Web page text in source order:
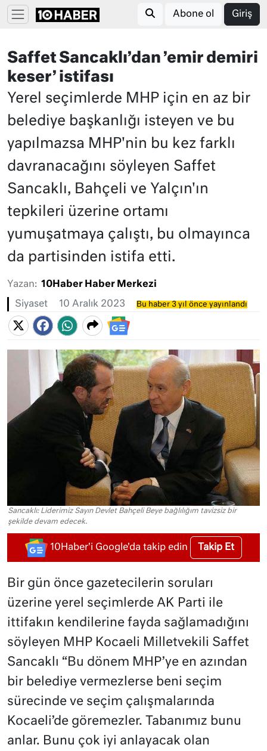
Abone ol Giriş
Saffet Sancaklı’dan ’emir demiri
keser’ istifası
Yerel seçimlerde MHP için en az bir
belediye başkanlığı isteyen ve bu
yapılmazsa MHP'nin bu kez farklı
davranacağını söyleyen Saffet
Sancaklı, Bahçeli ve Yalçın'ın
tepkileri üzerine ortamı
yumuşatmaya çalıştı, bu olmayınca
da partisinden istifa etti.
Yazan: 10Haber Haber Merkezi
Siyaset 10 Aralık 2023 Bu haber 3 yıl önce yayınlandı
Sancaklı: Liderimiz Sayın Devlet Bahçeli Beye bağlılığım tavizsiz bir
şekilde devam edecek.
10Haber'i Google'da takip edin Takip Et
Bir gün önce gazetecilerin soruları
üzerine yerel seçimlerde AK Parti ile
ittifakın kendilerine fayda sağlamadığını
söyleyen MHP Kocaeli Milletvekili Saffet
Sancaklı “Bu dönem MHP’ye en azından
bir belediye vermezlerse beni seçim
sürecinde ve seçim çalışmalarında
Kocaeli’de göremezler. Tabanımız bunu
anlar. Bunu çok iyi anlayacak olan